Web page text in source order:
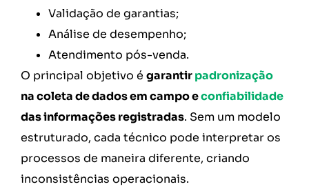
Validação de garantias;
Análise de desempenho;
Atendimento pós-venda.
O principal objetivo é garantirpadronização
na coleta de dados em campo econfiabilidade
das informações registradas. Sem um modelo
estruturado, cada técnico pode interpretar os
processos de maneira diferente, criando
inconsistências operacionais.